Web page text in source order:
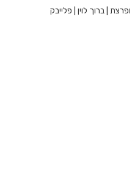
ופרצת | ברוך לוין | פלייבק